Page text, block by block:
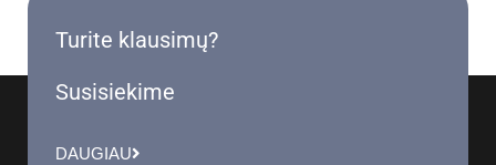
Turite klausimų?
Susisiekime
DAUGIAU